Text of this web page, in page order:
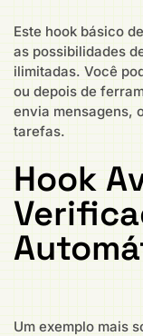
Este hook básico
as possibilidades
ilimitadas. Você
ou depois de
envia mensagens,
tarefas.
Hook
Um exemplo mais